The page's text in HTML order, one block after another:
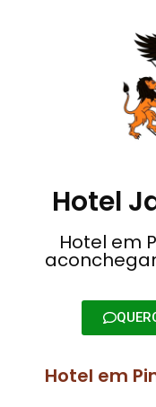
Hotel
Hotel em
Hotel em